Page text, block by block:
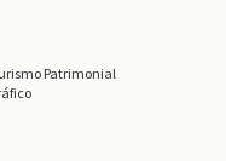
Patrimonial